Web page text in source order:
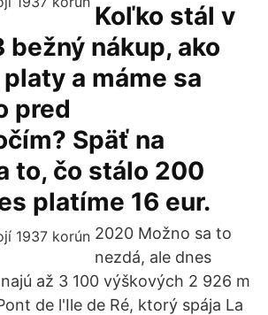
Koľko stál v
bežný nákup, ako
a máme sa
pred
Späť na
to, čo stálo 200
platíme 16 eur.
2020 Možno sa to
nezdá, ale dnes
až 3 100 výškových 2 926 m
de l'Ile de Ré, ktorý spája La